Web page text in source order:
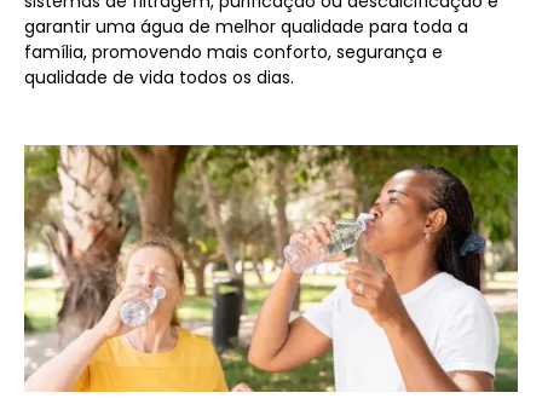
garantir uma água de melhor qualidade para toda a
família, promovendo mais conforto, segurança e
qualidade de vida todos os dias.